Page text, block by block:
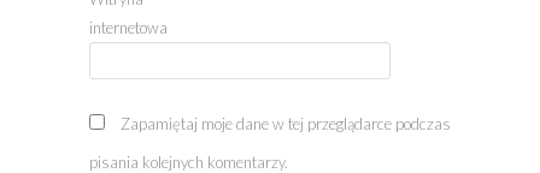
internetowa
Zapamiętaj moje dane w tej przeglądarce podczas
pisania kolejnych komentarzy.